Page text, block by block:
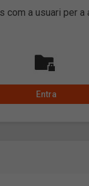
com a usuari per a